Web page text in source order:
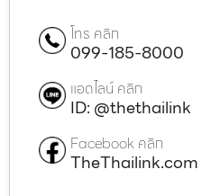
โทร คลิก
099-185-8000
แอดไลน์ คลิก
ID: @thethailink
Facebook คลิก
TheThailink.com